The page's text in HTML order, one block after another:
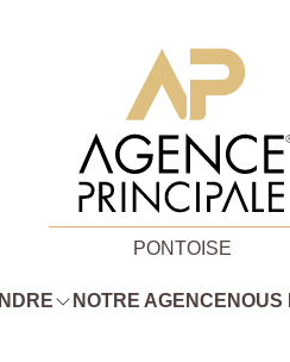
PONTOISE
NOTRE AGENCE NOUS